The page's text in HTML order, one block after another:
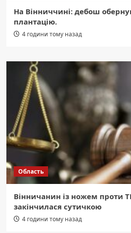
На Вінниччині: дебош
плантацію.
4 години тому назад
Область
Вінничанин із ножем проти
закінчилася сутичкою
4 години тому назад